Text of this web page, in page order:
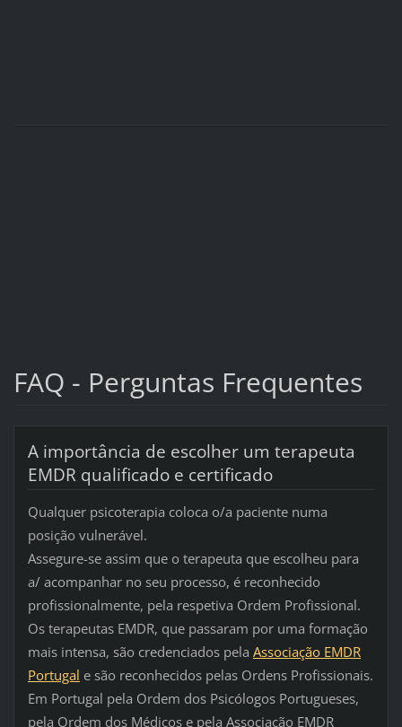
FAQ - Perguntas Frequentes
A importância de escolher um terapeuta
EMDR qualificado e certificado
Qualquer psicoterapia coloca o/a paciente numa
posição vulnerável.
Assegure-se assim que o terapeuta que escolheu para
a/ acompanhar no seu processo, é reconhecido
profissionalmente, pela respetiva Ordem Profissional.
Os terapeutas EMDR, que passaram por uma formação
mais intensa, são credenciados pela Associação EMDR
Portugal e são reconhecidos pelas Ordens Profissionais.
Em Portugal pela Ordem dos Psicólogos Portugueses,
pela Ordem dos Médicos e pela Associação EMDR